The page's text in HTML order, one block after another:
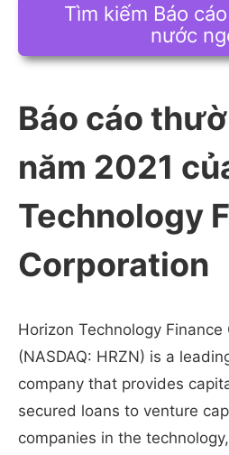
Tìm kiếm Báo
nước
Báo cáo
năm 2021
Technology
Corporation
Horizon Technology Finance
(NASDAQ: HRZN) is a
company that provides
secured loans to venture
companies in the